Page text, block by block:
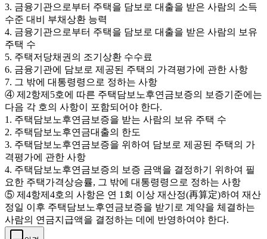
3. 금융기관으로부터 주택을 담보로 대출을 받은 사람의 소득
수준 대비 부채상환 능력
4. 금융기관으로부터 주택을 담보로 대출을 받은 사람의 보유
주택 수
5. 주택저당채권의 조기상환 수수료
6. 금융기관에 담보로 제공된 주택의 가격평가에 관한 사항
7. 그 밖에 대통령령으로 정하는 사항
④ 제2항제5호에 따른 주택담보노후연금보증의 보증기준에는
다음 각 호의 사항이 포함되어야 한다.
1. 주택담보노후연금보증을 받는 사람의 보유 주택 수
2. 주택담보노후연금대출의 한도
3. 주택담보노후연금보증을 위하여 담보로 제공된 주택의 가
격평가에 관한 사항
4. 주택담보노후연금보증의 보증 금액을 결정하기 위하여 필
요한 주택가격상승률, 그 밖에 대통령령으로 정하는 사항
⑤ 제4항제4호의 사항은 연 1회 이상 재산정(再算定)하여 재산
정일 이후 주택담보노후연금보증을 받기로 계약을 체결하는
사람의 연금지급액을 결정하는 데에 반영하여야 한다.